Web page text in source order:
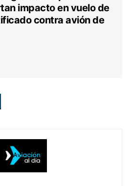
impacto en vuelo de
contra avión de